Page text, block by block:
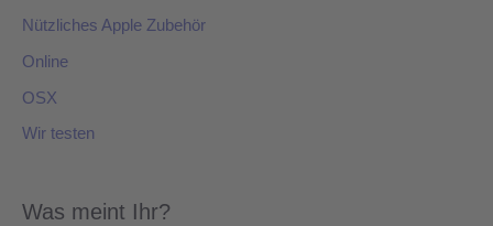
Nützliches Apple Zubehör
Online
OSX
Wir testen
Was meint Ihr?